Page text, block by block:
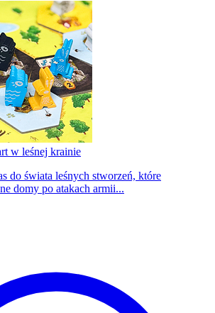
w leśnej krainie
do świata leśnych stworzeń, które
domy po atakach armii...